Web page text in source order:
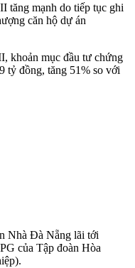
tăng mạnh do tiếp tục ghi
căn hộ dự án
khoản mục đầu tư chứng
tỷ đồng, tăng 51% so với
Nhà Đà Nẵng lãi tới
của Tập đoàn Hòa